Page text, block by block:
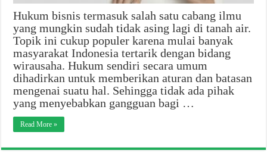
Hukum bisnis termasuk salah satu cabang ilmu
yang mungkin sudah tidak asing lagi di tanah air.
Topik ini cukup populer karena mulai banyak
masyarakat Indonesia tertarik dengan bidang
wirausaha. Hukum sendiri secara umum
dihadirkan untuk memberikan aturan dan batasan
mengenai suatu hal. Sehingga tidak ada pihak
yang menyebabkan gangguan bagi …
Read More »